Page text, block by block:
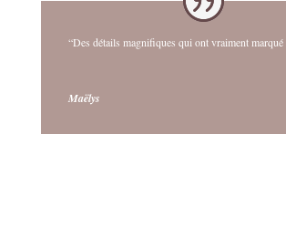
“Des détails magnifiques qui ont vraiment
Maëlys